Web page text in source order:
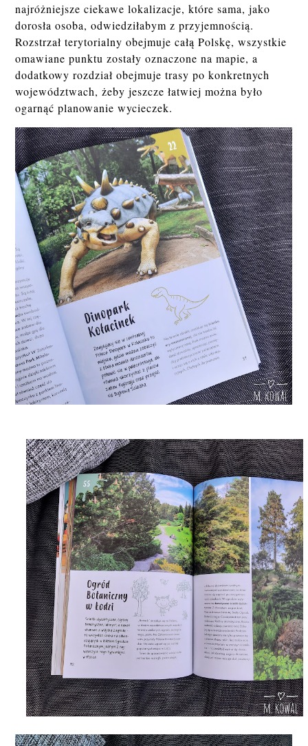
najróżniejsze ciekawe lokalizacje, które sama, jako
dorosła osoba, odwiedziłabym z przyjemnością.
Rozstrzał terytorialny obejmuje całą Polskę, wszystkie
omawiane punktu zostały oznaczone na mapie, a
dodatkowy rozdział obejmuje trasy po konkretnych
województwach, żeby jeszcze łatwiej można było
ogarnąć planowanie wycieczek.